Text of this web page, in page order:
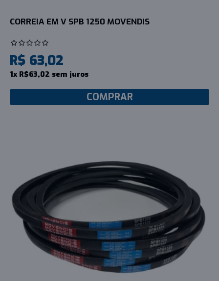
CORREIA EM V SPB 1250 MOVENDIS
R$ 63,02
1x R$63,02 sem juros
COMPRAR